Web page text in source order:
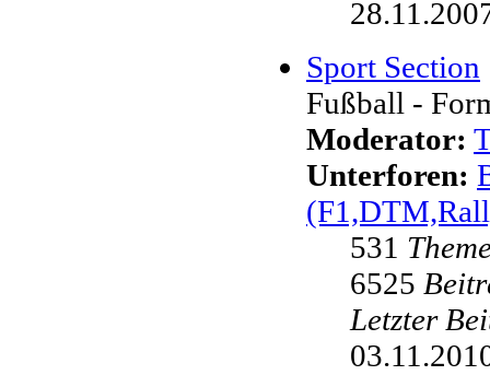
Sport Section
Fußball -
Moderator:
Unterforen:
531
6525
Letzter